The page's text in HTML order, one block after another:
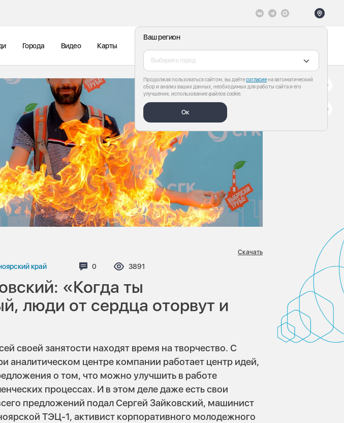
Ваш регион
Выберите город
Продолжая пользоваться сайтом, вы даётесогласиена автоматический
сбор и анализ ваших данных, необходимых для работы сайта и его
улучшения, использование файлов cookie.
Ок
Города Видео Карты
край Комментариев:
0 Просмотров:
3891
Скачать
«Когда ты
люди от сердца оторвут и
своей занятости находят время на творчество. С
аналитическом центре компании работает центр идей,
о том, что можно улучшить в работе
процессах. И в этом деле даже есть свои
предложений подал Сергей Зайковский, машинист
ТЭЦ-1, активист корпоративного молодежного